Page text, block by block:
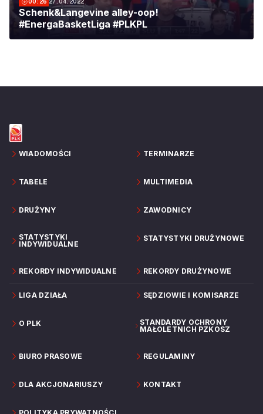
Schenk&Langevine alley-oop!
#EnergaBasketLiga #PLKPL
WIADOMOŚCI TERMINARZE
TABELE MULTIMEDIA
DRUŻYNY ZAWODNICY
STATYSTYKI
INDYWIDUALNE
STATYSTYKI DRUŻYNOWE
REKORDY INDYWIDUALNE REKORDY DRUŻYNOWE
LIGA DZIAŁA SĘDZIOWIE I KOMISARZE
O PLK
STANDARDY OCHRONY
MAŁOLETNICH PZKOSZ
BIURO PRASOWE REGULAMINY
DLA AKCJONARIUSZY KONTAKT